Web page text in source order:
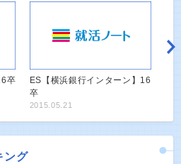
卒
ES【横浜銀行インターン】16
卒
2015.05.21
ング